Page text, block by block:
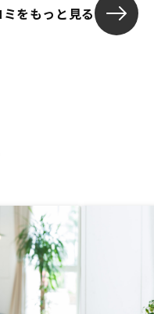
う準備金、確
をもっと見る